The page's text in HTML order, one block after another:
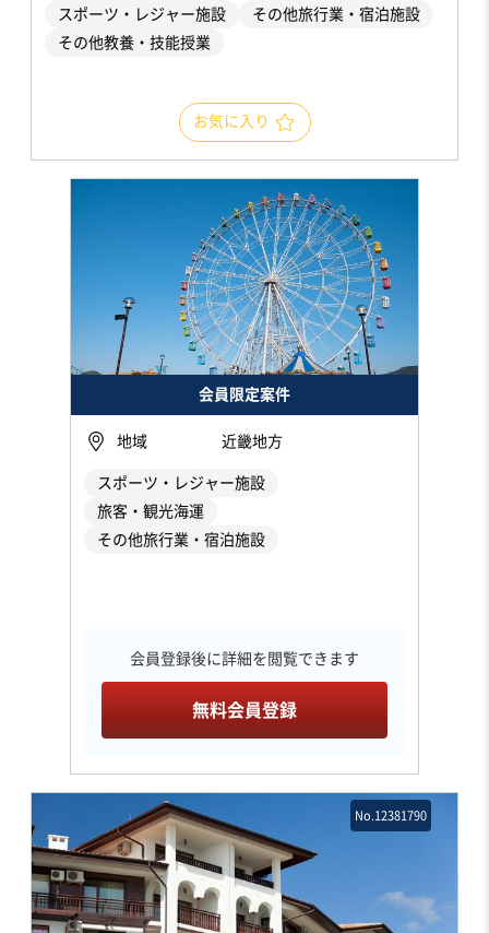
スポーツ・レジャー施設
その他旅行業・宿泊施設
その他教養・技能授業
お気に入り
会員限定案件
地域 近畿地方
スポーツ・レジャー施設
旅客・観光海運
その他旅行業・宿泊施設
会員登録後に詳細を閲覧できます
無料会員登録
No.12381790